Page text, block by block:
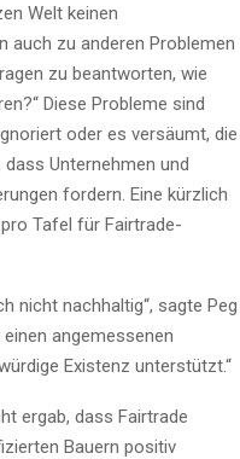
Welt keinen
auch zu anderen Problemen
zu beantworten, wie
Diese Probleme sind
oder es versäumt, die
Unternehmen und
fordern. Eine kürzlich
Tafel für Fairtrade-
nicht nachhaltig“, sagte Peg
angemessenen
Existenz unterstützt.“
ergab, dass Fairtrade
Bauern positiv